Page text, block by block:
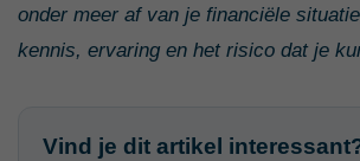
onder meer af van je financiële
kennis, ervaring en het risico dat je
Vind je dit artikel